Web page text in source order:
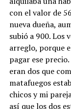
con el valor de
nueva dueña,
subió a 900. Los
arreglo, porque
pagar ese
eran dos que
matafuegos
chicos y mi
así que los dos